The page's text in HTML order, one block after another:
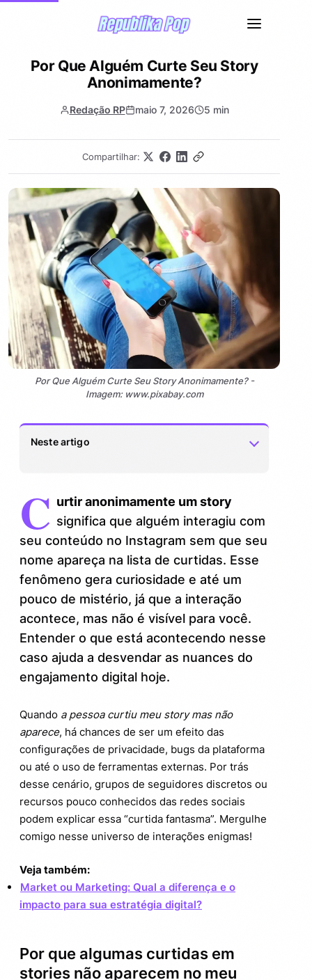
Por Que Alguém Curte Seu Story
Anonimamente?
Redação RP maio 7, 2026 5 min
Compartilhar:
Por Que Alguém Curte Seu Story Anonimamente? -
Imagem: www.pixabay.com
Neste artigo
aparecem no meu perfil?
Ferramentas e métodos que “escondem”
quem curte um story
3.
Como interpretar e reagir quando a
pessoa curtiu meu story mas não
3.1. Dicas para lidar com curtidas
“fantasmas” e proteger seu perfil
3.2.
Curiosidades: o que dizem os dados
4.
Por dentro da psicologia digital: por que
queremos saber quem curtiu?
Como usar isso a seu favor?
C urtir anonimamente um story
significa que alguém interagiu com
seu conteúdo no Instagram sem que seu
nome apareça na lista de curtidas. Esse
fenômeno gera curiosidade e até um
pouco de mistério, já que a interação
acontece, mas não é visível para você.
Entender o que está acontecendo nesse
caso ajuda a desvendar as nuances do
engajamento digital hoje.
Quando a pessoa curtiu meu story mas não
aparece, há chances de ser um efeito das
configurações de privacidade, bugs da plataforma
ou até o uso de ferramentas externas. Por trás
desse cenário, grupos de seguidores discretos ou
recursos pouco conhecidos das redes sociais
podem explicar essa “curtida fantasma”. Mergulhe
comigo nesse universo de interações enigmas!
Veja também:
Market ou Marketing: Qual a diferença e o
impacto para sua estratégia digital?
Por que algumas curtidas em
stories não aparecem no meu